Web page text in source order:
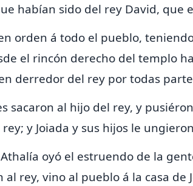
habían sido del rey David, que
orden á todo el pueblo,
el rincón derecho del templo
derredor del rey por todas
sacaron al hijo del rey, y
y Joiada y sus hijos le
oyó el estruendo de la
al rey, vino al pueblo á la casa de